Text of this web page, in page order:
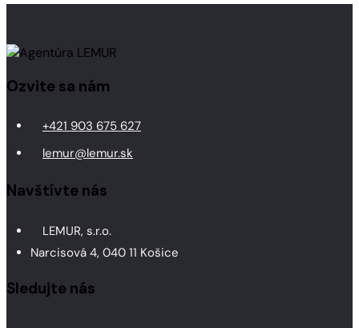
Ozvite sa nám
+421 903 675 627
lemur@lemur.sk
Navštívte nás
LEMUR, s.r.o.
Narcisová 4, 040 11 Košice
Sledujte nás